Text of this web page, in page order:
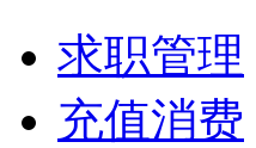
求职管理
充值消费